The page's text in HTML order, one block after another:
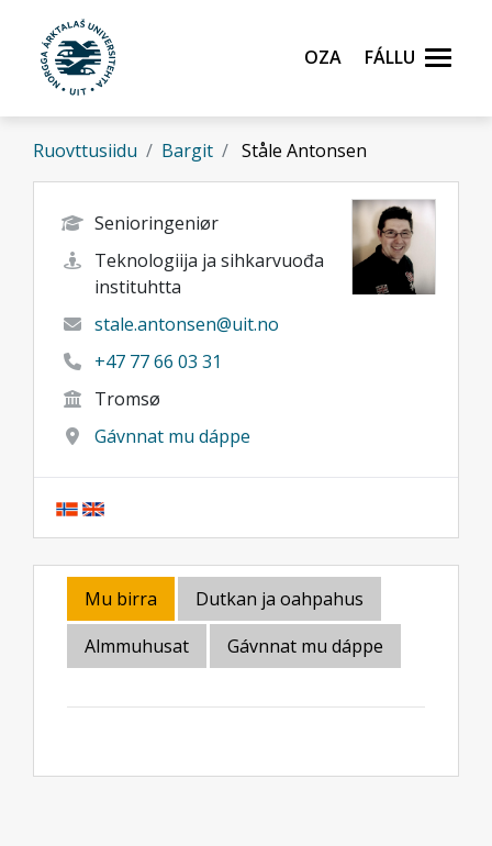
Gå til hovedinnhold
Oza
Fállu
Ruovttusiidu Bargit Ståle Antonsen
Senioringeniør
Teknologiija ja sihkarvuođa
instituhtta
stale.antonsen@uit.no
+47 77 66 03 31
Tromsø
Gávnnat mu dáppe
Mu birra
Dutkan ja oahpahus
Almmuhusat
Gávnnat mu dáppe